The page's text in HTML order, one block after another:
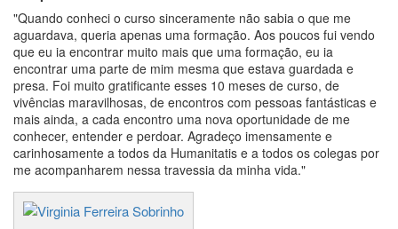
"Quando conheci o curso sinceramente não sabia o que me
aguardava, queria apenas uma formação. Aos poucos fui vendo
que eu ia encontrar muito mais que uma formação, eu ia
encontrar uma parte de mim mesma que estava guardada e
presa. Foi muito gratificante esses 10 meses de curso, de
vivências maravilhosas, de encontros com pessoas fantásticas e
mais ainda, a cada encontro uma nova oportunidade de me
conhecer, entender e perdoar. Agradeço imensamente e
carinhosamente a todos da Humanitatis e a todos os colegas por
me acompanharem nessa travessia da minha vida."